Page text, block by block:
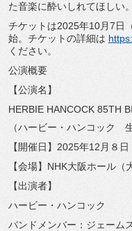
た音楽に酔いしれてほしい。
チケットは2025年10月7日
始。チケットの詳細は
ください。
公演概要
【公演名】
HERBIE HANCOCK 85TH
（ハービー・ハンコック
【開催日】2025年12月８
【会場】NHK大阪ホール
【出演者】
ハービー・ハンコック
バンドメンバー：ジェーム